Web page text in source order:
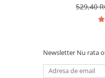
529,40
Newsletter Nu rata